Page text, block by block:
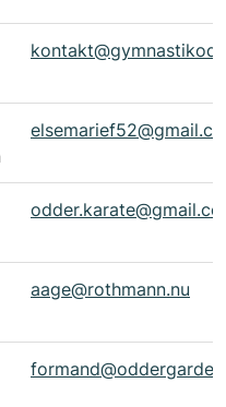
aage@rothmann.nu